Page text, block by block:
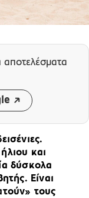
αποτελέσματα
και
δύσκολα
Είναι
τους